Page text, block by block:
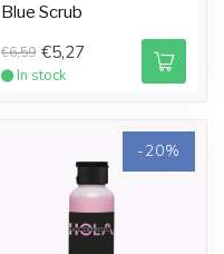
Blue Scrub
€6,59 €5,27
In stock
-20%